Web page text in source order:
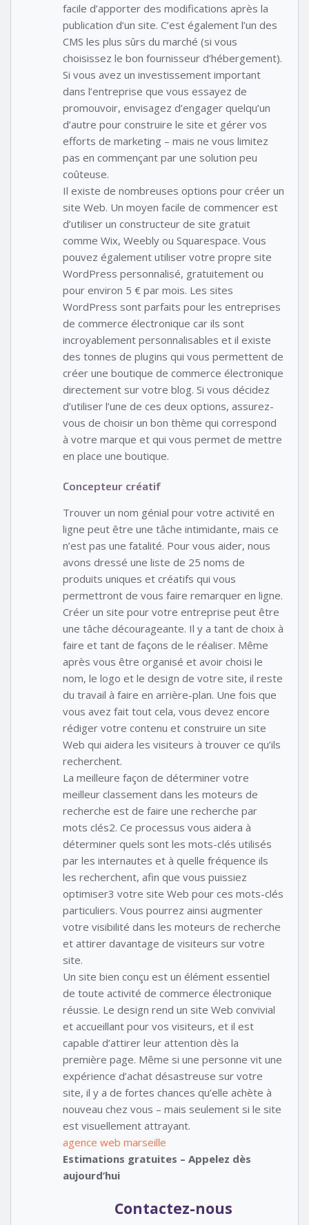
facile d’apporter des modifications après la
publication d’un site. C’est également l’un des
CMS les plus sûrs du marché (si vous
choisissez le bon fournisseur d’hébergement).
Si vous avez un investissement important
dans l’entreprise que vous essayez de
promouvoir, envisagez d’engager quelqu’un
d’autre pour construire le site et gérer vos
efforts de marketing – mais ne vous limitez
pas en commençant par une solution peu
coûteuse.
Il existe de nombreuses options pour créer un
site Web. Un moyen facile de commencer est
d’utiliser un constructeur de site gratuit
comme Wix, Weebly ou Squarespace. Vous
pouvez également utiliser votre propre site
WordPress personnalisé, gratuitement ou
pour environ 5 € par mois. Les sites
WordPress sont parfaits pour les entreprises
de commerce électronique car ils sont
incroyablement personnalisables et il existe
des tonnes de plugins qui vous permettent de
créer une boutique de commerce électronique
directement sur votre blog. Si vous décidez
d’utiliser l’une de ces deux options, assurez-
vous de choisir un bon thème qui correspond
à votre marque et qui vous permet de mettre
en place une boutique.
Concepteur créatif
Trouver un nom génial pour votre activité en
ligne peut être une tâche intimidante, mais ce
n’est pas une fatalité. Pour vous aider, nous
avons dressé une liste de 25 noms de
produits uniques et créatifs qui vous
permettront de vous faire remarquer en ligne.
Créer un site pour votre entreprise peut être
une tâche décourageante. Il y a tant de choix à
faire et tant de façons de le réaliser. Même
après vous être organisé et avoir choisi le
nom, le logo et le design de votre site, il reste
du travail à faire en arrière-plan. Une fois que
vous avez fait tout cela, vous devez encore
rédiger votre contenu et construire un site
Web qui aidera les visiteurs à trouver ce qu’ils
recherchent.
La meilleure façon de déterminer votre
meilleur classement dans les moteurs de
recherche est de faire une recherche par
mots clés2. Ce processus vous aidera à
déterminer quels sont les mots-clés utilisés
par les internautes et à quelle fréquence ils
les recherchent, afin que vous puissiez
optimiser3 votre site Web pour ces mots-clés
particuliers. Vous pourrez ainsi augmenter
votre visibilité dans les moteurs de recherche
et attirer davantage de visiteurs sur votre
site.
Un site bien conçu est un élément essentiel
de toute activité de commerce électronique
réussie. Le design rend un site Web convivial
et accueillant pour vos visiteurs, et il est
capable d’attirer leur attention dès la
première page. Même si une personne vit une
expérience d’achat désastreuse sur votre
site, il y a de fortes chances qu’elle achète à
nouveau chez vous – mais seulement si le site
est visuellement attrayant.
agence web marseille
Estimations gratuites – Appelez dès
aujourd’hui
Contactez-nous